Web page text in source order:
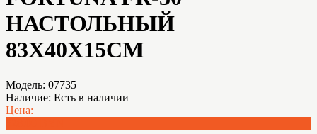
НАСТОЛЬНЫЙ
83Х40Х15СМ
Модель: 07735
Наличие: Есть в наличии
Цена: